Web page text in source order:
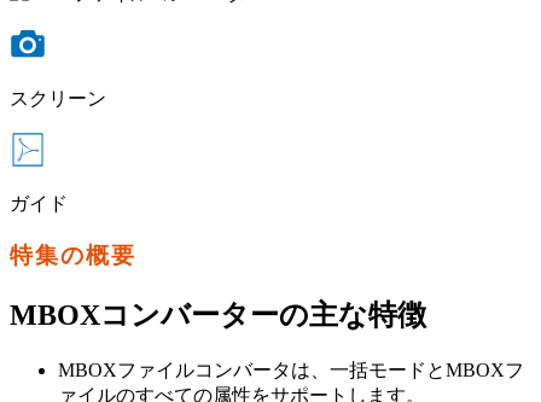
スクリーン
ガイド
特集の概要
MBOXコンバーターの主な特徴
MBOXファイルコンバータは、一括モードとMBOXフ
ァイルのすべての属性をサポートします。